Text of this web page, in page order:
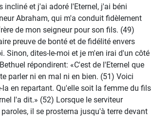
incliné et j'ai adoré l'Eternel, j'ai béni
Abraham, qui m'a conduit fidèlement
de mon seigneur pour son fils. (49)
preuve de bonté et de fidélité envers
Sinon, dites-le-moi et je m'en irai d'un côté
répondirent: «C'est de l'Eternel que
parler ni en mal ni en bien. (51) Voici
la en repartant. Qu'elle soit la femme du fils
l'a dit.» (52) Lorsque le serviteur
il se prosterna jusqu'à terre devant